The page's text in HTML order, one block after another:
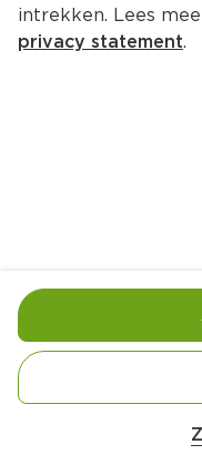
Ingrediënten
intrekken. Lees
privacy statement.